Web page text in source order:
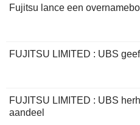
Fujitsu lance een
FUJITSU LIMITED : UBS
FUJITSU LIMITED : UBS
aandeel